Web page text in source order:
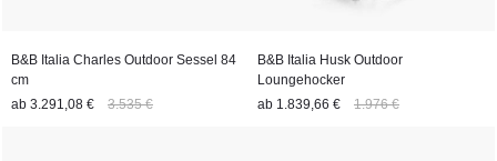
B&B Italia Charles Outdoor Sessel 84
cm
ab 3.291,08 € 3.535 €
B&B Italia Husk Outdoor
Loungehocker
ab 1.839,66 € 1.976 €